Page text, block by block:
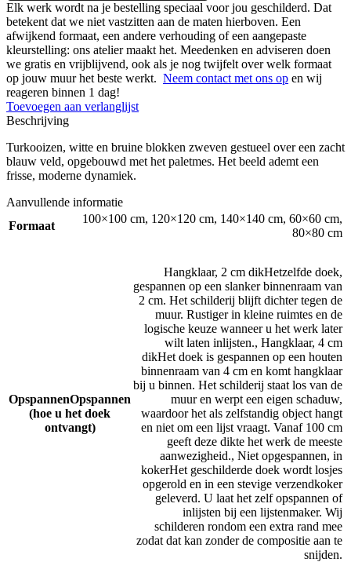
Elk werk wordt na je bestelling speciaal voor jou geschilderd. Dat
betekent dat we niet vastzitten aan de maten hierboven. Een
afwijkend formaat, een andere verhouding of een aangepaste
kleurstelling: ons atelier maakt het. Meedenken en adviseren doen
we gratis en vrijblijvend, ook als je nog twijfelt over welk formaat
op jouw muur het beste werkt. Neem contact met ons op en wij
reageren binnen 1 dag!
Toevoegen aan verlanglijst
Beschrijving
Turkooizen, witte en bruine blokken zweven gestueel over een zacht
blauw veld, opgebouwd met het paletmes. Het beeld ademt een
frisse, moderne dynamiek.
Aanvullende informatie
Formaat
100×100 cm, 120×120 cm, 140×140 cm, 60×60 cm,
80×80 cm
OpspannenOpspannen
(hoe u het doek
ontvangt)
Hangklaar, 2 cm dikHetzelfde doek,
gespannen op een slanker binnenraam van
2 cm. Het schilderij blijft dichter tegen de
muur. Rustiger in kleine ruimtes en de
logische keuze wanneer u het werk later
wilt laten inlijsten., Hangklaar, 4 cm
dikHet doek is gespannen op een houten
binnenraam van 4 cm en komt hangklaar
bij u binnen. Het schilderij staat los van de
muur en werpt een eigen schaduw,
waardoor het als zelfstandig object hangt
en niet om een lijst vraagt. Vanaf 100 cm
geeft deze dikte het werk de meeste
aanwezigheid., Niet opgespannen, in
kokerHet geschilderde doek wordt losjes
opgerold en in een stevige verzendkoker
geleverd. U laat het zelf opspannen of
inlijsten bij een lijstenmaker. Wij
schilderen rondom een extra rand mee
zodat dat kan zonder de compositie aan te
snijden.